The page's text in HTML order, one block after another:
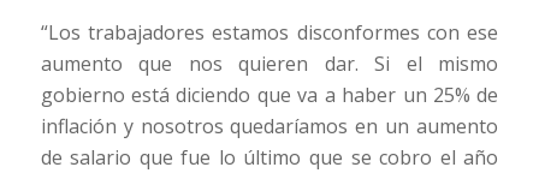
“Los trabajadores estamos disconformes con ese
aumento que nos quieren dar. Si el mismo
gobierno está diciendo que va a haber un 25% de
inflación y nosotros quedaríamos en un aumento
de salario que fue lo último que se cobro el año